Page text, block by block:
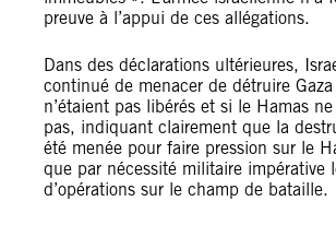
preuve à l’appui de ces allégations.
Dans des déclarations ultérieures,
continué de menacer de détruire
n’étaient pas libérés et si le Hamas
pas, indiquant clairement que la
été menée pour faire pression sur le
que par nécessité militaire impérative
d’opérations sur le champ de bataille.